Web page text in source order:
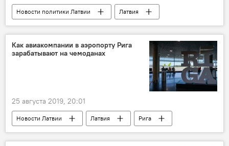
Новости политики Латвии
Латвия
Сейм
здоровье
Минздрав Латвии
Анда Чакша
Как авиакомпании в аэропорту Рига
зарабатывают на чемоданах
25 августа 2019, 20:01
Новости Латвии Латвия
Рига
авиакомпании
самолет